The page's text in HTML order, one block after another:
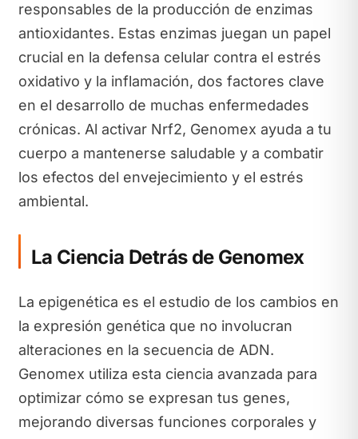
responsables de la producción de enzimas
antioxidantes. Estas enzimas juegan un papel
crucial en la defensa celular contra el estrés
oxidativo y la inflamación, dos factores clave
en el desarrollo de muchas enfermedades
crónicas. Al activar Nrf2, Genomex ayuda a tu
cuerpo a mantenerse saludable y a combatir
los efectos del envejecimiento y el estrés
ambiental.
La Ciencia Detrás de Genomex
La epigenética es el estudio de los cambios en
la expresión genética que no involucran
alteraciones en la secuencia de ADN.
Genomex utiliza esta ciencia avanzada para
optimizar cómo se expresan tus genes,
mejorando diversas funciones corporales y